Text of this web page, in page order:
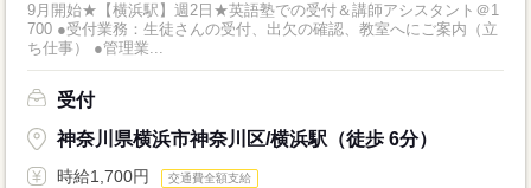
9月開始★【横浜駅】週2日★英語塾での受付＆講師アシスタント＠1
700 ●受付業務：生徒さんの受付、出欠の確認、教室へにご案内（立
ち仕事） ●管理業...
受付
神奈川県横浜市神奈川区/横浜駅（徒歩 6分）
時給1,700円 交通費全額支給